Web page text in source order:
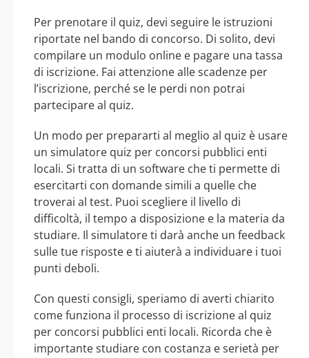
Per prenotare il quiz, devi seguire le istruzioni
riportate nel bando di concorso. Di solito, devi
compilare un modulo online e pagare una tassa
di iscrizione. Fai attenzione alle scadenze per
l’iscrizione, perché se le perdi non potrai
partecipare al quiz.
Un modo per prepararti al meglio al quiz è usare
un simulatore quiz per concorsi pubblici enti
locali. Si tratta di un software che ti permette di
esercitarti con domande simili a quelle che
troverai al test. Puoi scegliere il livello di
difficoltà, il tempo a disposizione e la materia da
studiare. Il simulatore ti darà anche un feedback
sulle tue risposte e ti aiuterà a individuare i tuoi
punti deboli.
Con questi consigli, speriamo di averti chiarito
come funziona il processo di iscrizione al quiz
per concorsi pubblici enti locali. Ricorda che è
importante studiare con costanza e serietà per